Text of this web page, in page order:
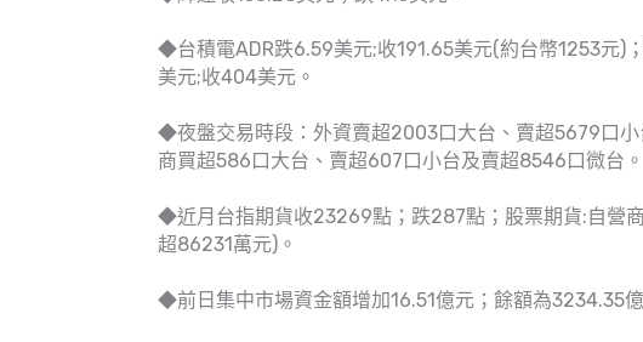
◆台積電ADR跌6.59美元;收191.65美元(約台幣1253元)
美元;收404美元。
◆夜盤交易時段：外資賣超2003口大台、賣超5679口
商買超586口大台、賣超607口小台及賣超8546口微台。
◆近月台指期貨收23269點；跌287點；股票期貨:自營
超86231萬元)。
◆前日集中市場資金額增加16.51億元；餘額為3234.35億